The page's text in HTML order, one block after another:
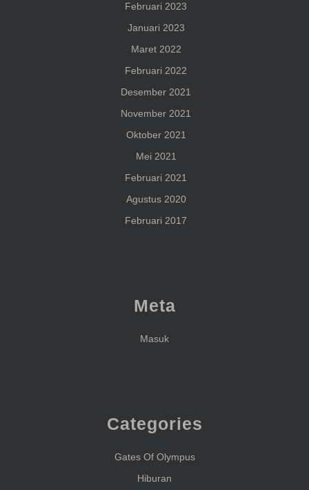
Februari 2023
Januari 2023
Maret 2022
Februari 2022
Desember 2021
November 2021
Oktober 2021
Mei 2021
Februari 2021
Agustus 2020
Februari 2017
Meta
Masuk
Categories
Gates Of Olympus
Hiburan